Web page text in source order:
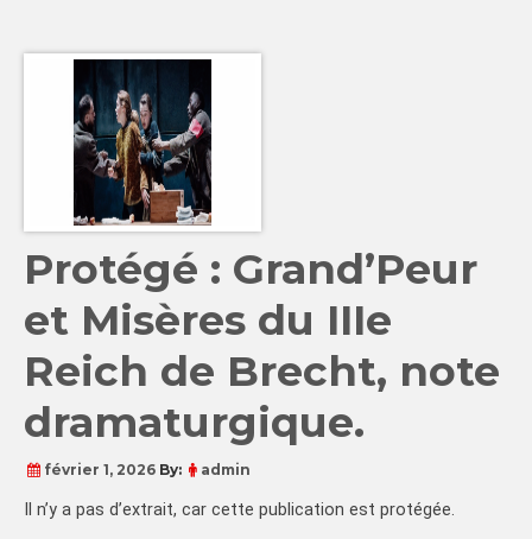
Protégé : Grand’Peur
et Misères du IIIe
Reich de Brecht, note
dramaturgique.
février 1, 2026 By: admin
Il n’y a pas d’extrait, car cette publication est protégée.